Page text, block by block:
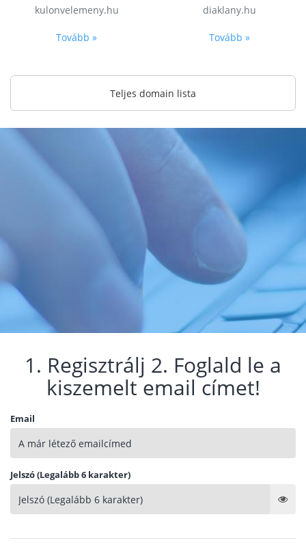
kulonvelemeny.hu
Tovább »
diaklany.hu
Tovább »
Teljes domain lista
1. Regisztrálj 2. Foglald le a
kiszemelt email címet!
Email
Jelszó (Legalább 6 karakter)